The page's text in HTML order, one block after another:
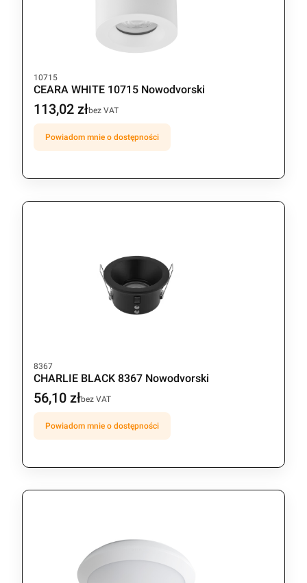
Kod produktu
10715
CEARA WHITE 10715 Nowodvorski
Cena
113,02 złbez VAT
Powiadom mnie o dostępności
Kod produktu
8367
CHARLIE BLACK 8367 Nowodvorski
Cena
56,10 złbez VAT
Powiadom mnie o dostępności